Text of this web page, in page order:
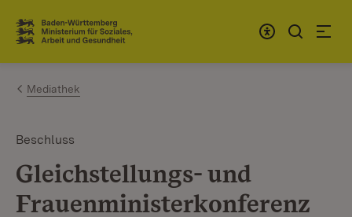
Zum Inhalt springen
Link zur Startseite
Mediathek
Beschluss
Gleichstellungs- und
Frauenministerkonferenz